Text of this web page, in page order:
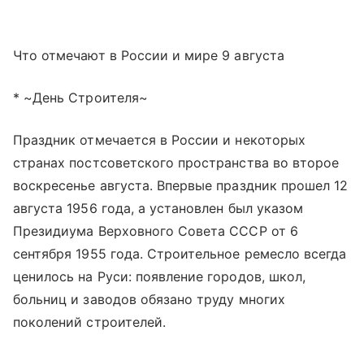
Что отмечают в России и мире 9 августа
* ~День Строителя~
Праздник отмечается в России и некоторых
странах постсоветского пространства во второе
воскресенье августа. Впервые праздник прошел 12
августа 1956 года, а установлен был указом
Президиума Верховного Совета СССР от 6
сентября 1955 года. Строительное ремесло всегда
ценилось на Руси: появление городов, школ,
больниц и заводов обязано труду многих
поколений строителей.